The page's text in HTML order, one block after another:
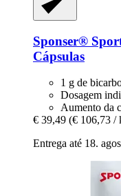
Sponser®
Cápsulas
1 g de
Dosagem
Aumento da
€ 39,49 (€ 106,73 /
Entrega até 18.